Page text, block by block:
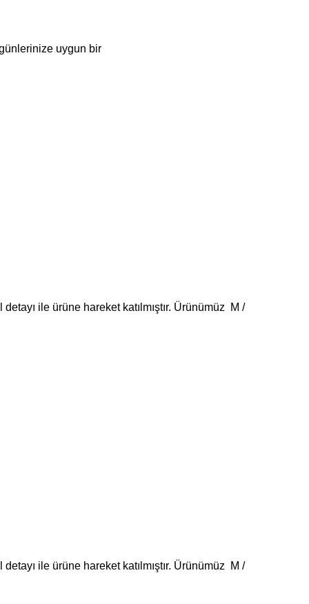
uygun bir
ile ürüne hareket katılmıştır. Ürünümüz M /
ile ürüne hareket katılmıştır. Ürünümüz M /